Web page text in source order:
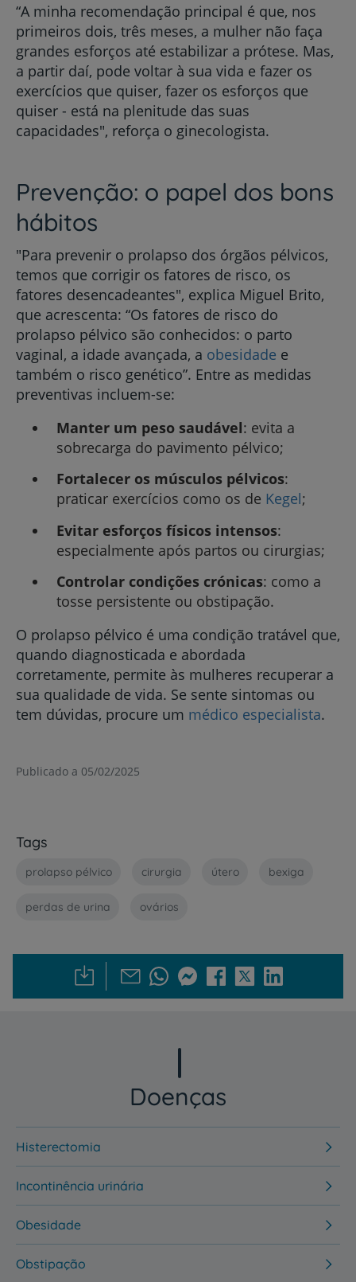
“A minha recomendação principal é que, nos
primeiros dois, três meses, a mulher não faça
grandes esforços até estabilizar a prótese. Mas,
a partir daí, pode voltar à sua vida e fazer os
exercícios que quiser, fazer os esforços que
quiser - está na plenitude das suas
capacidades", reforça o ginecologista.
Prevenção: o papel dos bons
hábitos
"Para prevenir o prolapso dos órgãos pélvicos,
temos que corrigir os fatores de risco, os
fatores desencadeantes", explica Miguel Brito,
que acrescenta: “Os fatores de risco do
prolapso pélvico são conhecidos: o parto
vaginal, a idade avançada, a obesidade e
também o risco genético”. Entre as medidas
preventivas incluem-se:
Manter um peso saudável: evita a
sobrecarga do pavimento pélvico;
Fortalecer os músculos pélvicos:
praticar exercícios como os de Kegel;
Evitar esforços físicos intensos:
especialmente após partos ou cirurgias;
Controlar condições crónicas: como a
tosse persistente ou obstipação.
O prolapso pélvico é uma condição tratável que,
quando diagnosticada e abordada
corretamente, permite às mulheres recuperar a
sua qualidade de vida. Se sente sintomas ou
tem dúvidas, procure um médico especialista.
Publicado a 05/02/2025
Tags
prolapso pélvico cirurgia útero bexiga
perdas de urina ovários
Doenças
Histerectomia
Incontinência urinária
Obesidade
Obstipação